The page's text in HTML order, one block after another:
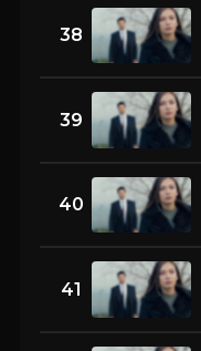
38
39
40
41